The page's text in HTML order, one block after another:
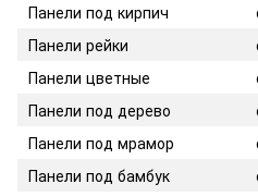
Панели под кирпич
Панели рейки
Панели цветные
Панели под дерево
Панели под мрамор
Панели под бамбук